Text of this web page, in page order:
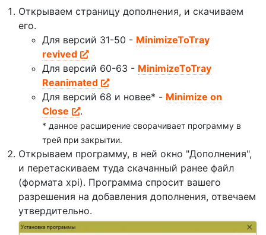
Открываем страницу дополнения, и скачиваем
его.
Для версий 31-50 - MinimizeToTray
revived
Для версий 60-63 - MinimizeToTray
Reanimated
Для версий 68 и новее* - Minimize on
Close
.
* данное расширение сворачивает программу в
трей при закрытии.
Открываем программу, в ней окно "Дополнения",
и перетаскиваем туда скачанный ранее файл
(формата xpi). Программа спросит вашего
разрешения на добавления дополнения, отвечаем
утвердительно.